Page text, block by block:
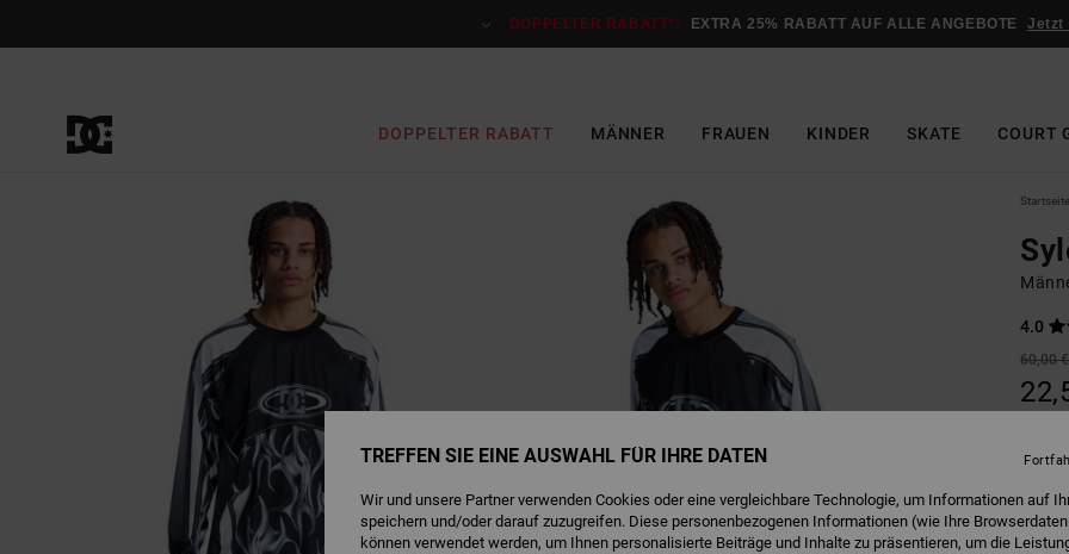
DOPPELTER RABATT*: EXTRA 25% RABATT AUF ALLE ANGEBOTE Jetzt
DOPPELTER RABATT MÄNNER FRAUEN KINDER SKATE COURT
Startseite
4.0
60,00 €
Farbe
TREFFEN SIE EINE AUSWAHL FÜR IHRE DATEN
Wir und unsere Partner verwenden Cookies oder eine vergleichbare Technologie, um Informationen auf
speichern und/oder darauf zuzugreifen. Diese personenbezogenen Informationen (wie Ihre
können verwendet werden, um Ihnen personalisierte Beiträge und Inhalte zu präsentieren, um die